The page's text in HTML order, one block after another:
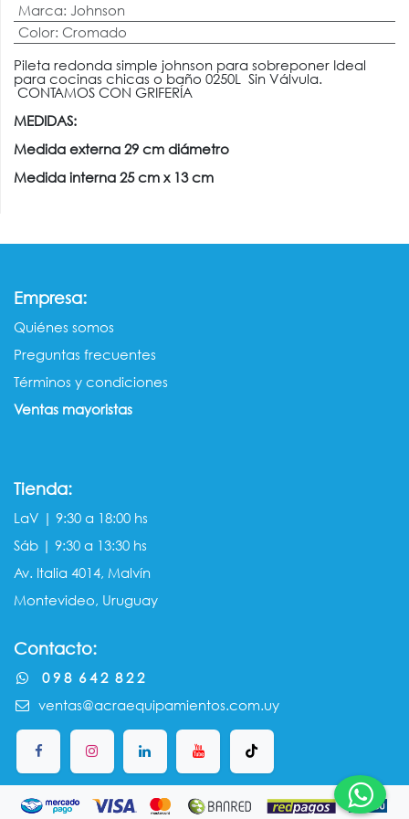
Marca: Johnson
Color: Cromado
Pileta redonda simple johnson para sobreponer Ideal
para cocinas chicas o baño 0250L Sin Válvula.
CONTAMOS CON GRIFERÍA
MEDIDAS:
Medida externa 29 cm diámetro
Medida interna 25 cm x 13 cm
Empresa:
Quiénes somos​​
Preguntas frecuentes
Términos y condiciones
Ventas mayorista​s
Tienda:
LaV | 9:30 a 18:00 hs
Sáb | 9:30 a 13:30 hs
Av. Italia 4014, Malvín
Montevideo, Uruguay
Contacto:
0 9 8 6 4 2 8 2 2
ventas@acraequipamientos.com.uy